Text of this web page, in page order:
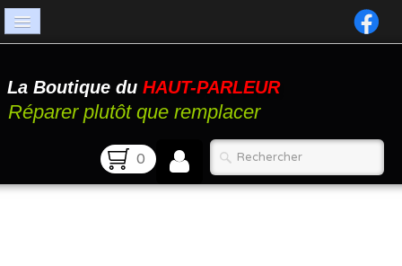
Catalogue
Atelier
La Boutique du HAUT-PARLEUR
Réparer plutôt que remplacer
0